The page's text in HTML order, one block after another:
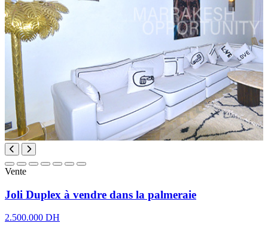
Vente
Joli Duplex à vendre dans la palmeraie
2.500.000 DH